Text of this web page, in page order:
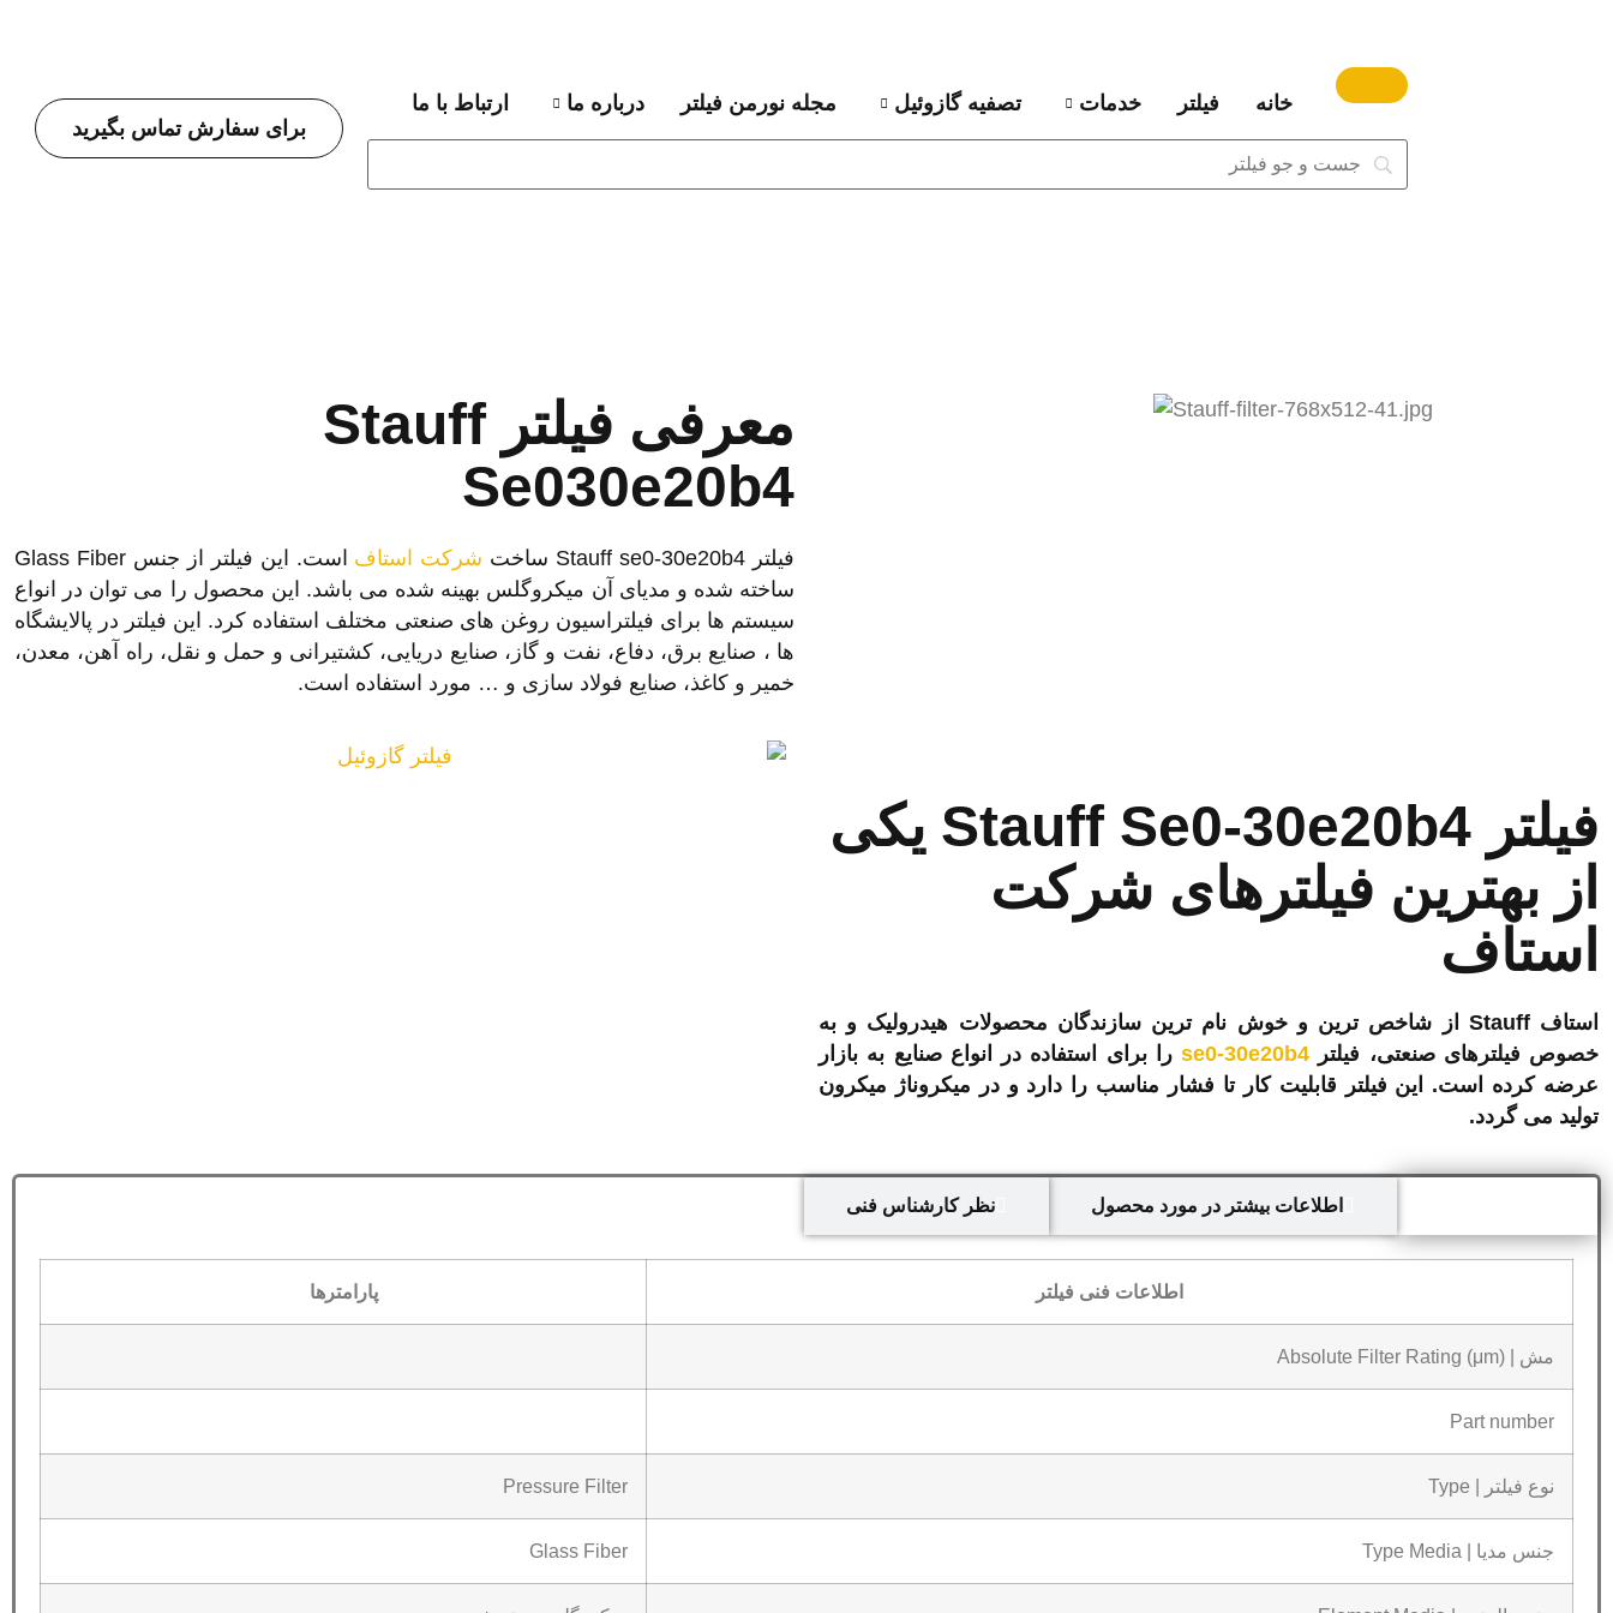
خانه فیلتر خدمات تصفیه گازوئیل مجله نورمن فیلتر درباره ما
ارتباط با ما
برای سفارش تماس بگیرید
معرفی فیلتر Stauff
Se030e20b4
فیلتر Stauff se0-30e20b4 ساخت شرکت استاف
است. این فیلتر از جنس Glass Fiber
ساخته شده و مدیای آن میکروگلس بهینه شده می باشد. این محصول را می توان در انواع
سیستم ها برای فیلتراسیون روغن های صنعتی مختلف استفاده کرد. این فیلتر در پالایشگاه
ها ، صنایع برق، دفاع، نفت و گاز، صنایع دریایی، کشتیرانی و حمل و نقل، راه آهن، معدن،
خمیر و کاغذ، صنایع فولاد سازی و … مورد استفاده است.
فیلتر Stauff Se0-30e20b4 یکی
از بهترین فیلترهای شرکت
استاف
استاف Stauff از شاخص ترین و خوش نام ترین سازندگان محصولات هیدرولیک و به
خصوص فیلترهای صنعتی، فیلتر se0-30e20b4 را برای استفاده در انواع صنایع به بازار
عرضه کرده است. این فیلتر قابلیت کار تا فشار مناسب را دارد و در میکروناژ میکرون
تولید می گردد.
اطلاعات بیشتر در مورد محصول نظر کارشناس فنی
اطلاعات فنی فیلتر پارامترها
مش | Absolute Filter Rating (μm)
Part number
نوع فیلتر | Type Pressure Filter
جنس مدیا | Type Media Glass Fiber